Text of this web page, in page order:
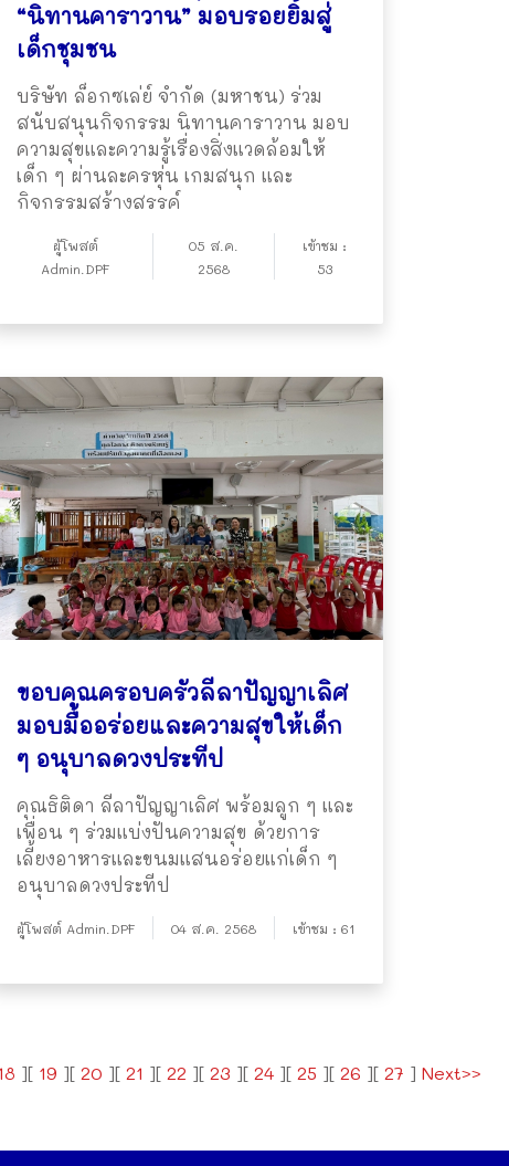
“นิทานคาราวาน” มอบรอยยิ้มสู่
เด็กชุมชน
บริษัท ล็อกซเล่ย์ จำกัด (มหาชน) ร่วม
สนับสนุนกิจกรรม นิทานคาราวาน มอบ
ความสุขและความรู้เรื่องสิ่งแวดล้อมให้
เด็ก ๆ ผ่านละครหุ่น เกมสนุก และ
กิจกรรมสร้างสรรค์
ผู้โพสต์
Admin.DPF
05 ส.ค.
2568
เข้าชม :
53
ขอบคุณครอบครัวลีลาปัญญาเลิศ
มอบมื้ออร่อยและความสุขให้เด็ก
ๆ อนุบาลดวงประทีป
คุณธิติดา ลีลาปัญญาเลิศ พร้อมลูก ๆ และ
เพื่อน ๆ ร่วมแบ่งปันความสุข ด้วยการ
เลี้ยงอาหารและขนมแสนอร่อยแก่เด็ก ๆ
อนุบาลดวงประทีป
ผู้โพสต์ Admin.DPF 04 ส.ค. 2568 เข้าชม : 61
][ 19 ][ 20 ][ 21 ][ 22 ][ 23 ][ 24][ 25 ][ 26 ][ 27 ] Next>>